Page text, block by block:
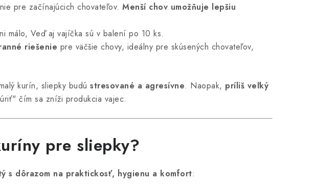
pre začínajúcich chovateľov. Menší chov umožňuje lepšiu
málo, Veď aj vajíčka sú v balení po 10 ks.
riešenie pre väčšie chovy, ideálny pre skúsených chovateľov,
kurín, sliepky budú stresované a agresívne. Naopak, príliš veľký
čím sa zníži produkcia vajec.
pre sliepky?
s dôrazom na praktickosť, hygienu a komfort: